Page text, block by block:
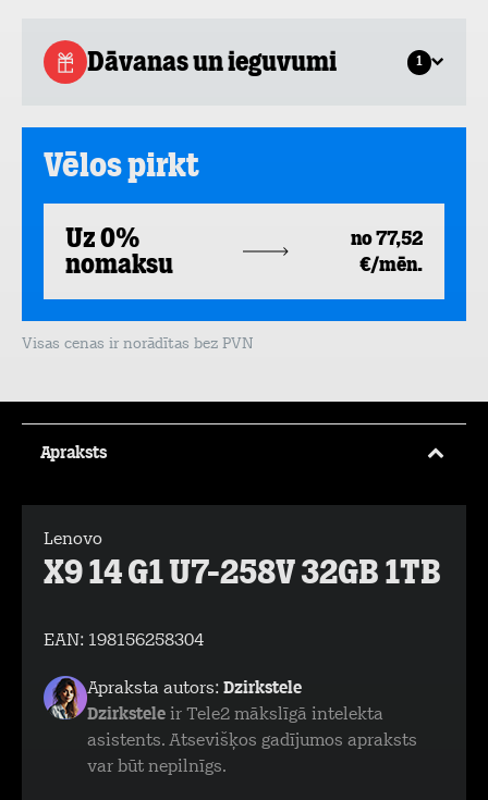
Dāvanas un ieguvumi 1
Vēlos pirkt
Uz 0%
nomaksu
no 77,52
€/mēn.
Visas cenas ir norādītas bez PVN
Apraksts
Lenovo
X9 14 G1 U7-258V 32GB 1TB
EAN: 198156258304
Apraksta autors: Dzirkstele
Dzirkstele ir Tele2 mākslīgā intelekta
asistents. Atsevišķos gadījumos apraksts
var būt nepilnīgs.